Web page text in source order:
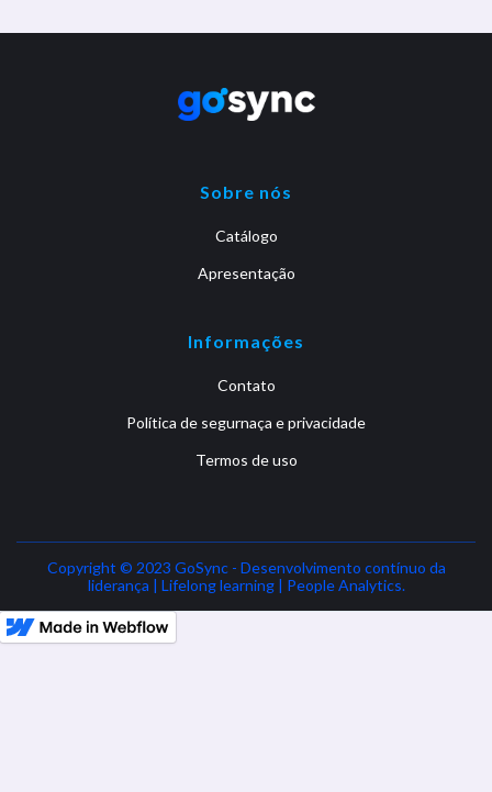
Sobre nós
Catálogo
Apresentação
Informações
Contato
Política de segurnaça e privacidade
Termos de uso
Copyright © 2023 GoSync - Desenvolvimento contínuo da
liderança | Lifelong learning | People Analytics.